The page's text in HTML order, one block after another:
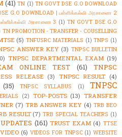
(41) TN (1) TN GOVT DSE G.O DOWNLOAD
G.O DOWNLOAD | பள்ளிக்கல்வி அரசாணை 2
அரசாணை 3 (1) TN GOVT DSE G.O
TN PROMOTION - TRANSFER - COUSELLING
(5) TNFUSRC MATERIALS (1) TNPS (1)
ANSWER KEY (3) TNPSC BULLETIN
TNPSC DEPARTMENTAL EXAM (19)
ONLINE TEST (61)
TNPSC
RELEASE (3) TNPSC RESULT (4)
(35) TNPSC SYLLABUS (1)
TNPSC
(2) TOP-POSTS (13) TRANSFER
(7) TRB ANSWER KEY (4) TRB BEO
RESULT (7) TRB SPECIAL TEACHERS (1)
(161) TRUST EXAM (4) TTSE
VIDEO (6) VIDEOS FOR TNPSC (1) WEBSITE